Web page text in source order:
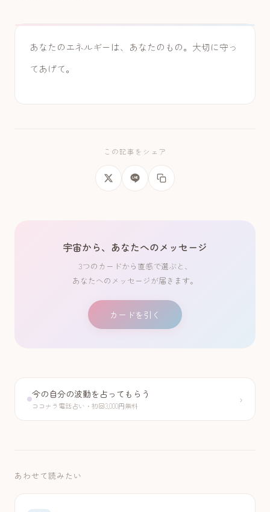
あなたのエネルギーは、あなたのもの。大切に守っ
てあげて。
この記事をシェア
宇宙から、あなたへのメッセージ
3つのカードから直感で選ぶと、
あなたへのメッセージが届きます。
カードを引く
今の自分の波動を占ってもらう
ココナラ電話占い・初回3,000円無料 ›
あわせて読みたい